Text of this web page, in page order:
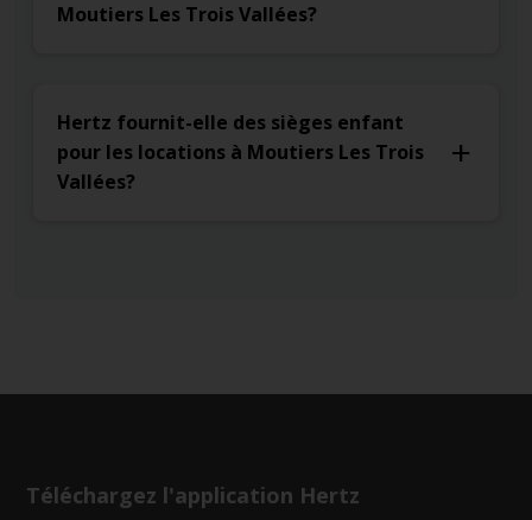
Moutiers Les Trois Vallées?
Hertz fournit-elle des sièges enfant
pour les locations à Moutiers Les Trois
Vallées?
Téléchargez l'application Hertz